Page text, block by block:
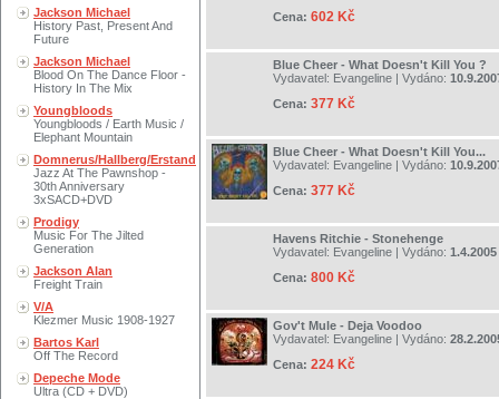
Jackson Michael
History Past, Present And
Future
Jackson Michael
Blood On The Dance Floor -
History In The Mix
Youngbloods
Youngbloods / Earth Music /
Elephant Mountain
Domnerus/Hallberg/Erstand
Jazz At The Pawnshop -
30th Anniversary
3xSACD+DVD
Prodigy
Music For The Jilted
Generation
Jackson Alan
Freight Train
V/A
Klezmer Music 1908-1927
Bartos Karl
Off The Record
Depeche Mode
Ultra (CD + DVD)
Cena: 602 Kč
Blue Cheer - What Doesn't Kill You ?
Vydavatel: Evangeline | Vydáno:
Cena: 377 Kč
Blue Cheer - What Doesn't Kill You...
Vydavatel: Evangeline | Vydáno:
Cena: 377 Kč
Havens Ritchie - Stonehenge
Vydavatel: Evangeline | Vydáno: 1.4.2005
Cena: 800 Kč
Gov't Mule - Deja Voodoo
Vydavatel: Evangeline | Vydáno:
Cena: 224 Kč